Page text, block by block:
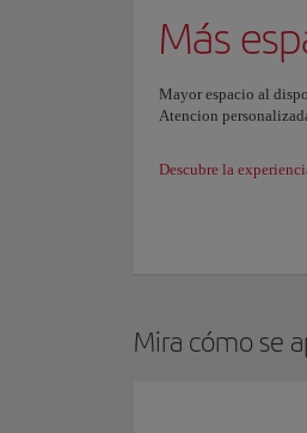
Más
Mayor espacio al
Atencion
Descubre la
Mira cómo se